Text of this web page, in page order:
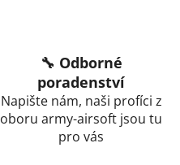
y
v
ý
🔧 Odborné
poradenství
Napište nám, naši profíci z
oboru army-airsoft jsou tu
pro vás